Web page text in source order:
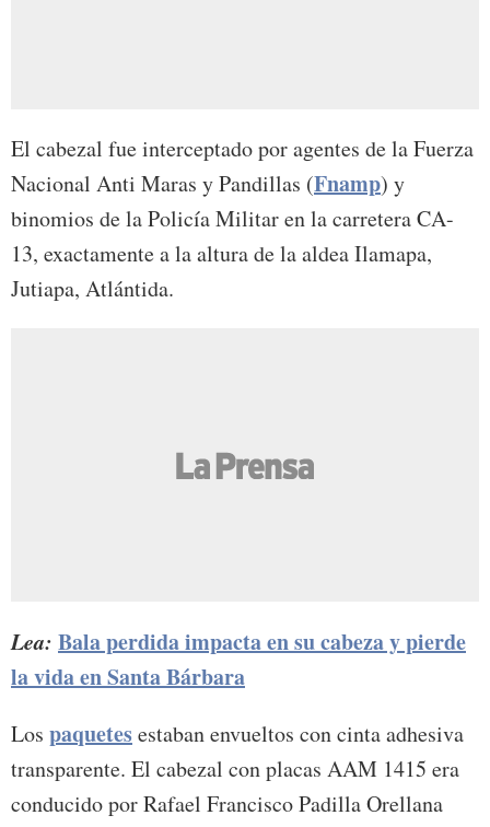
El cabezal fue interceptado por agentes de la Fuerza
Nacional Anti Maras y Pandillas (Fnamp) y
binomios de la Policía Militar en la carretera CA-
13, exactamente a la altura de la aldea Ilamapa,
Jutiapa, Atlántida.
Lea: Bala perdida impacta en su cabeza y pierde
la vida en Santa Bárbara
Los paquetesestaban envueltos con cinta adhesiva
transparente. El cabezal con placas AAM 1415 era
conducido por Rafael Francisco Padilla Orellana